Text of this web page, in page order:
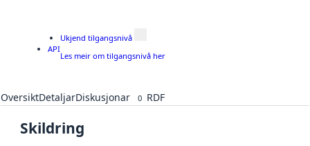
API
Ukjend tilgangsnivå
Les meir om tilgangsnivå her
OversiktDetaljarDiskusjonar 0 RDF
Skildring